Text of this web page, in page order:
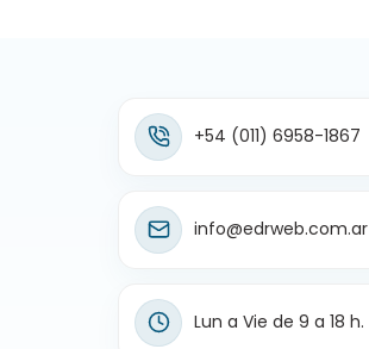
+54 (011) 6958-1867
info@edrweb.com.ar
Lun a Vie de 9 a 18 h.